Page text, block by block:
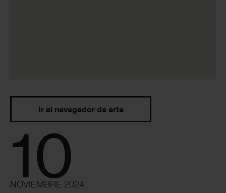
Ir al navegador de arte
10
NOVIEMBRE 2024